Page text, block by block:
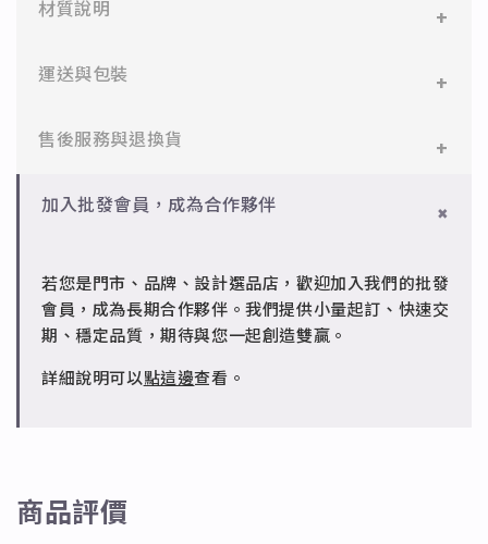
材質說明
✻ 316L不鏽鋼
✻ 925純銀
設計。
運送與包裝
一般會員：一件即享免運與精美包裝，超商取貨或宅配
批發會員：達門檻享免運優惠，出貨時間約為2個工作
售後服務與退換貨
✻ 一般會員
加入批發會員，成為合作夥伴
若您是門市、品牌、設計選品店，歡迎加入我們的批發
會員，成為長期合作夥伴。我們提供小量起訂、快速交
期、穩定品質，期待與您一起創造雙贏。
詳細說明可以點這邊查看。
商品評價